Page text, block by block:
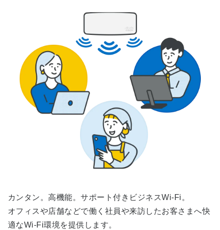
カンタン。高機能。サポート付きビジネスWi-Fi。
オフィスや店舗などで働く社員や来訪したお客さまへ快
適なWi-Fi環境を提供します。